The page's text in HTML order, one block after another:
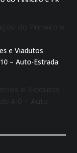
do Pinheiro e
e Viadutos
A10 – Auto-